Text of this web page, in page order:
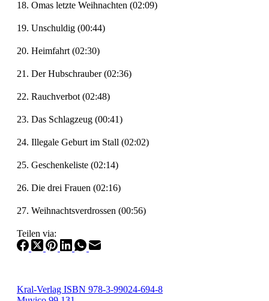
18. Omas letzte Weihnachten (02:09)
19. Unschuldig (00:44)
20. Heimfahrt (02:30)
21. Der Hubschrauber (02:36)
22. Rauchverbot (02:48)
23. Das Schlagzeug (00:41)
24. Illegale Geburt im Stall (02:02)
25. Geschenkeliste (02:14)
26. Die drei Frauen (02:16)
27. Weihnachtsverdrossen (00:56)
Teilen via:
Kral-Verlag ISBN 978-3-99024-694-8